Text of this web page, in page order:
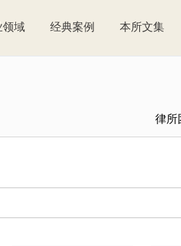
领域 经典案例 本所文集
律所